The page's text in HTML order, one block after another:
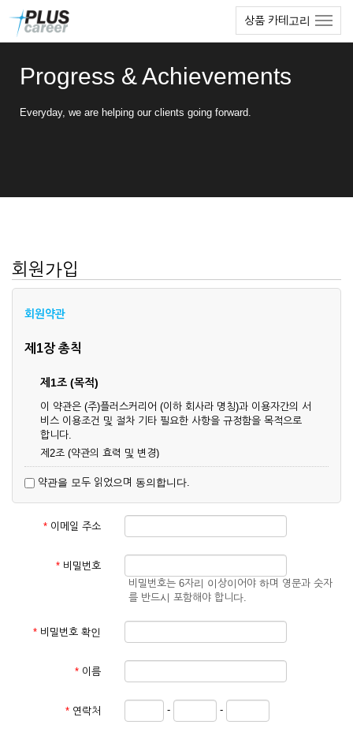
상품 카테고리
Progress & Achievements
Everyday, we are helping our clients going forward.
회원가입
회원약관
제1장 총칙
제1조 (목적)
이 약관은 (주)플러스커리어 (이하 회사라 명칭)과 이용자간의 서
비스 이용조건 및 절차 기타 필요한 사항을 규정함을 목적으로
합니다.
제2조 (약관의 효력 및 변경)
업상 중요 하거나 합리적인 사유가 발생할 경우 온라인 공사를
통하여 변경할 수 있습니다.
② 회원은 변경된 약관에 동의하지 않을 경우 서비스 이용을 중
단하고 이용계약을 해지할 수 있습니다. 약관의 효력 발생일 이
것으로 간주됩니다.
제3조 (약관의 외 준칙)
관계법령의 규정에 따릅니다.
① 서비스 이용계약은 서비스 이용 희망자가 본 약관에 동의한
약관을 모두 읽었으며 동의합니다.
* 이메일 주소
* 비밀번호
비밀번호는 6자리 이상이어야 하며 영문과 숫자
를 반드시 포함해야 합니다.
* 비밀번호 확인
* 이름
* 연락처 - -